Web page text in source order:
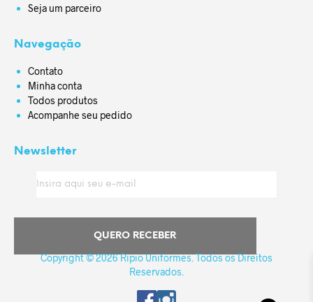
Seja um parceiro
Navegação
Contato
Minha conta
Todos produtos
Acompanhe seu pedido
Newsletter
Copyright © 2026 Ripio Uniformes. Todos os Direitos
Reservados.